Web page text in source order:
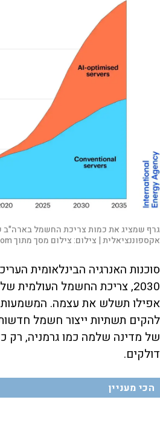
גרף שמציג את כמות צריכת החשמל בארה"ב
אקספוננציאלית | צילום:צילום מסך מתוך voronoiapp.com
סוכנות האנרגיה הבינלאומית
2030, צריכת החשמל העולמית
אפילו תשלש את עצמה.
להקים תשתיות ייצור חשמל
של מדינה שלמה כמו גרמניה, רק
דולקים.
הכי מעניין